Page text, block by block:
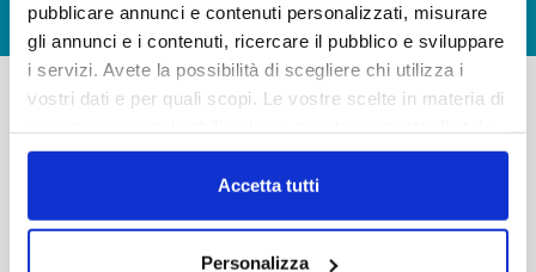
pubblicare annunci e contenuti personalizzati, misurare
gli annunci e i contenuti, ricercare il pubblico e sviluppare
i servizi. Avete la possibilità di scegliere chi utilizza i
vostri dati e per quali scopi. Le vostre scelte in materia di
in cui avete effettuato le vostre scelte. È possibile
modificare o revocare il proprio consenso in qualsiasi
momento dalla Dichiarazione sui cookie o facendo clic
Accetta tutti
Personalizza
LAVORA CON NOI
-
50126 Fi
-
FAQ
PRIVACY POLICY
NOTE LEGALI